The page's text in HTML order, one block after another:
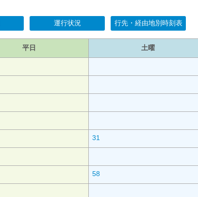
運行状況 行先・経由地別時刻表
平日 土曜
31
58